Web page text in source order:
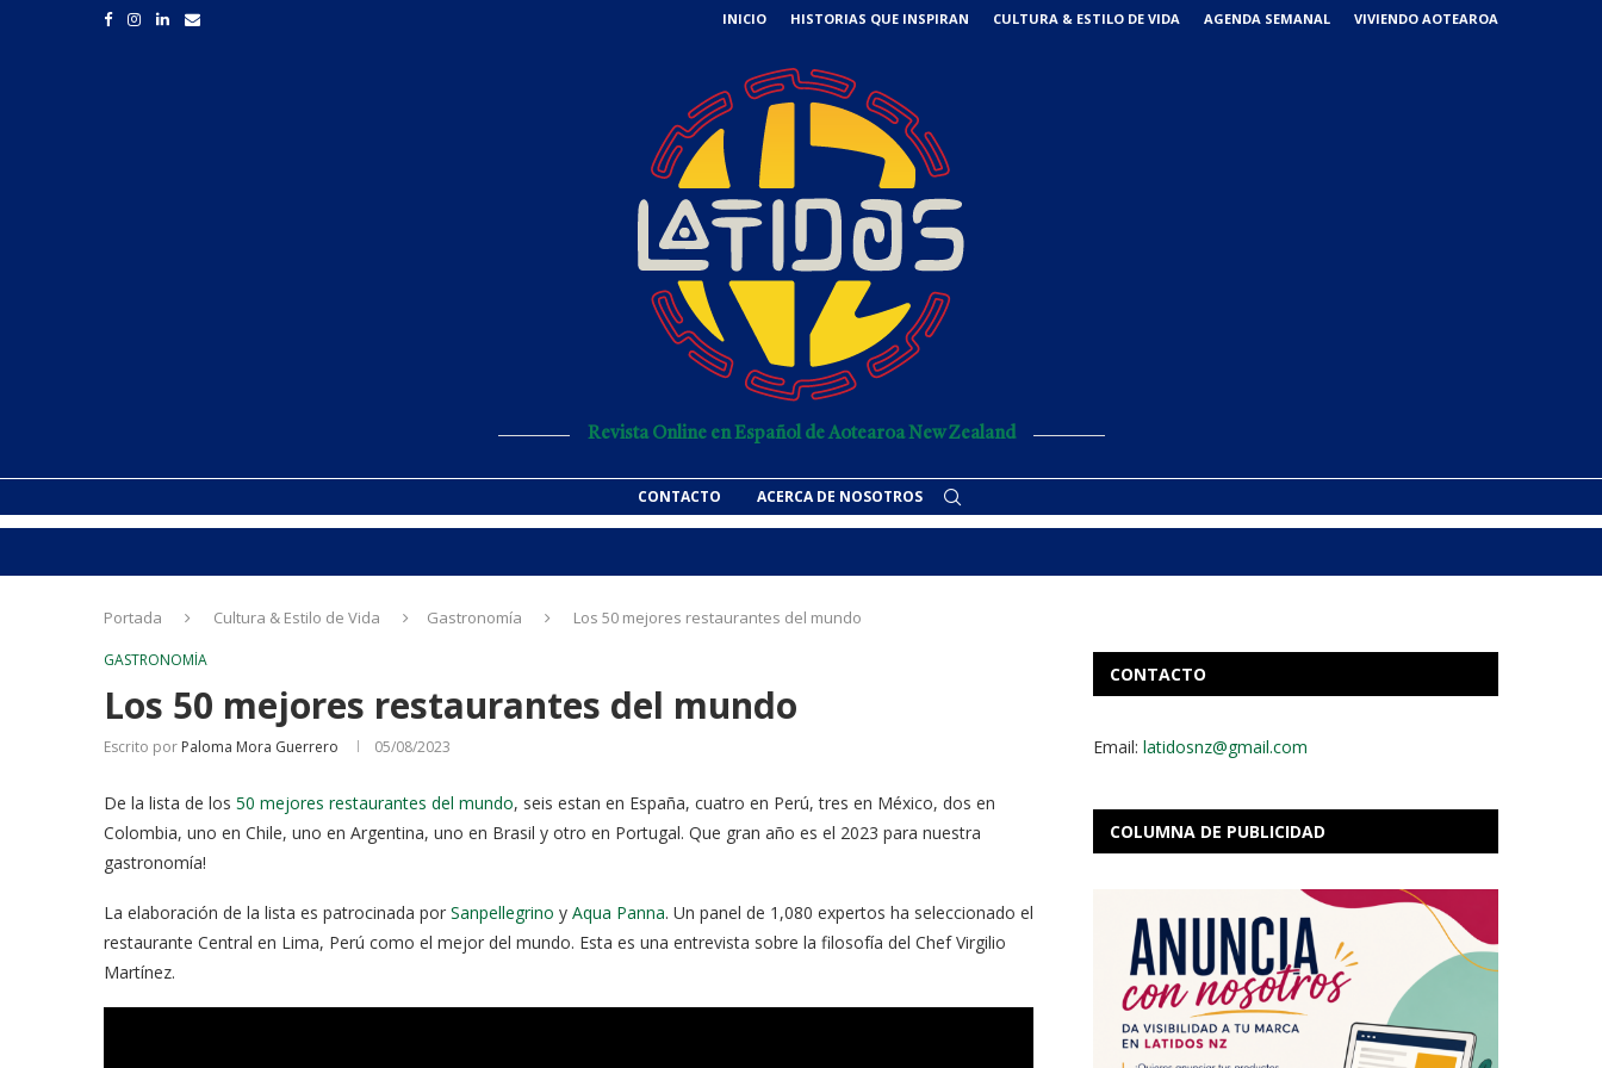
INICIO HISTORIAS QUE INSPIRAN CULTURA & ESTILO DE VIDA AGENDA SEMANAL VIVIENDO AOTEAROA
Revista Online en Español de Aotearoa New Zealand
CONTACTO ACERCA DE NOSOTROS
Portada Cultura & Estilo de Vida Gastronomía Los 50 mejores restaurantes del mundo
GASTRONOMÍA
Los 50 mejores restaurantes del mundo
Escrito por Paloma Mora Guerrero 05/08/2023
De la lista de los 50 mejores restaurantes del mundo, seis estan en España, cuatro en Perú, tres en México, dos en
Colombia, uno en Chile, uno en Argentina, uno en Brasil y otro en Portugal. Que gran año es el 2023 para nuestra
gastronomía!
La elaboración de la lista es patrocinada por Sanpellegrino y Aqua Panna. Un panel de 1,080 expertos ha seleccionado el
restaurante Central en Lima, Perú como el mejor del mundo. Esta es una entrevista sobre la filosofía del Chef Virgilio
Martínez.
CONTACTO
Email: latidosnz@gmail.com
COLUMNA DE PUBLICIDAD